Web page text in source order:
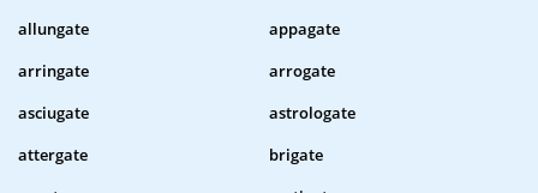
allungate
appagate
arringate
arrogate
asciugate
astrologate
attergate
brigate